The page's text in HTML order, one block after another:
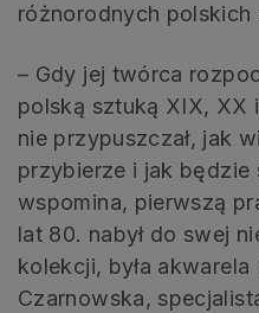
różnorodnych
– Gdy jej twórca
polską sztuką XIX, XX
nie przypuszczał, jak
przybierze i jak będzie
wspomina, pierwszą
lat 80. nabył do swej
kolekcji, była
Czarnowska,